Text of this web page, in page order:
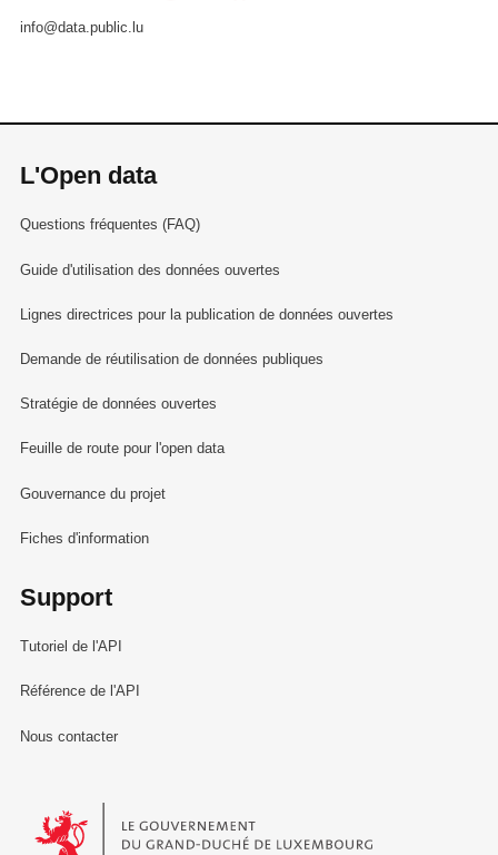
info@data.public.lu
L'Open data
Questions fréquentes (FAQ)
Guide d'utilisation des données ouvertes
Lignes directrices pour la publication de données ouvertes
Demande de réutilisation de données publiques
Stratégie de données ouvertes
Feuille de route pour l'open data
Gouvernance du projet
Fiches d'information
Support
Tutoriel de l'API
Référence de l'API
Nous contacter
Le Gouvernement du Grand-Duché de Luxembourg - Service